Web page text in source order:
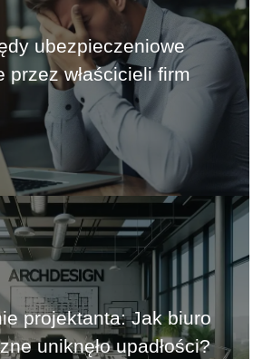
ubezpieczeniowe
przez właścicieli firm
projektanta: Jak biuro
uniknęło upadłości?